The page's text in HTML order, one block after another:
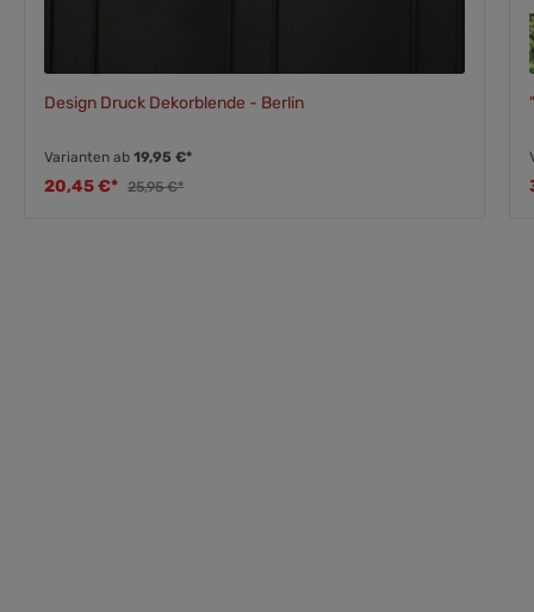
Design Druck Dekorblende - Berlin
Varianten ab19,95 €*
20,45 €* 25,95 €*